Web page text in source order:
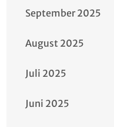
September 2025
August 2025
Juli 2025
Juni 2025